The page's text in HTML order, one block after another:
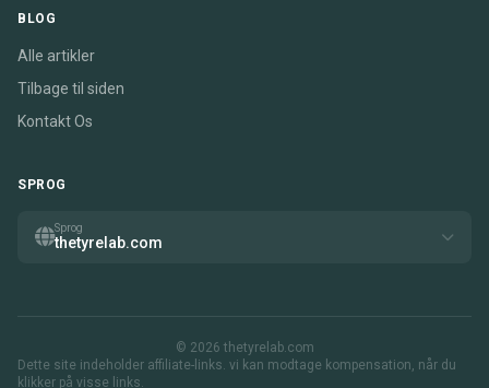
BLOG
Alle artikler
Tilbage til siden
Kontakt Os
SPROG
Sprog
thetyrelab.com
© 2026 thetyrelab.com
Dette site indeholder affiliate-links. vi kan modtage kompensation, når du
klikker på visse links.